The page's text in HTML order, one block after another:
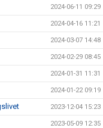
2024-06-11 09:29
2024-04-16 11:21
2024-03-07 14:48
2024-02-29 08:45
2024-01-31 11:31
2024-01-22 09:19
2023-12-04 15:23
2023-05-09 12:35